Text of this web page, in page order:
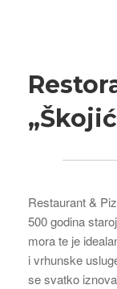
Restaurant &
500 godina
mora te je
i vrhunske
se svatko